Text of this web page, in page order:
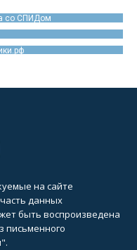
со СПИДом
на сайте
данных
быть воспроизведена
письменного